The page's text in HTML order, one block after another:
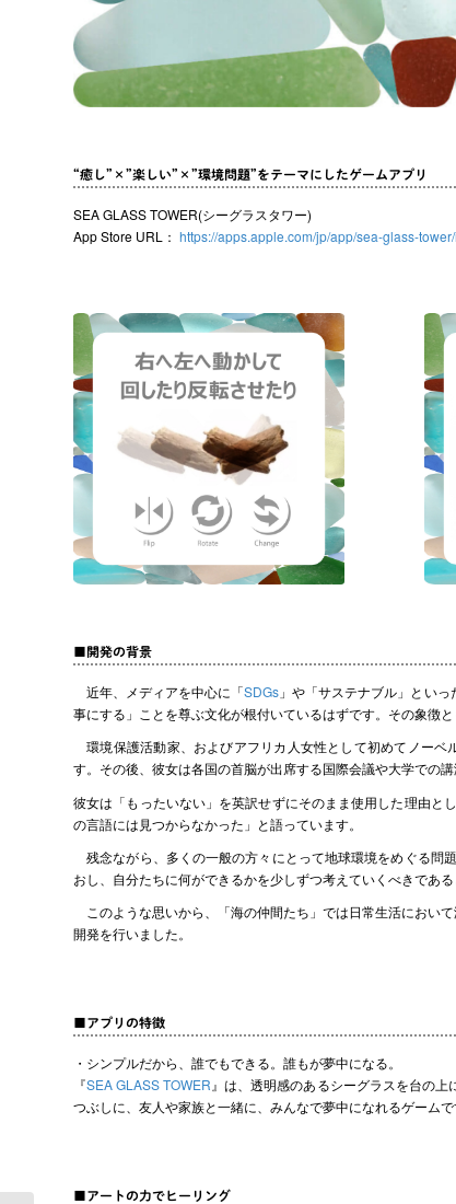
“癒し”×”楽しい”×”環境問題”をテーマにしたゲームアプリ
SEA GLASS TOWER(シーグラスタワー)
App Store URL： https://apps.apple.com/jp/app/sea-glass-
■開発の背景
近年、メディアを中心に「SDGs 」や「サステナブル」とい
事にする」ことを尊ぶ文化が根付いているはずです。その象徴
環境保護活動家、およびアフリカ人女性として初めてノーベ
す。その後、彼女は各国の首脳が出席する国際会議や大学での
彼女は「もったいない」を英訳せずにそのまま使用した理由と
の言語には見つからなかった」と語っています。
残念ながら、多くの一般の方々にとって地球環境をめぐる問
おし、自分たちに何ができるかを少しずつ考えていくべきである
このような思いから、「海の仲間たち」では日常生活におい
開発を行いました。
■アプリの特徴
・シンプルだから、誰でもできる。誰もが夢中になる。
『SEA GLASS TOWER 』は、透明感のあるシーグラスを台の
つぶしに、友人や家族と一緒に、みんなで夢中になれるゲームで
■アートの力でヒーリング